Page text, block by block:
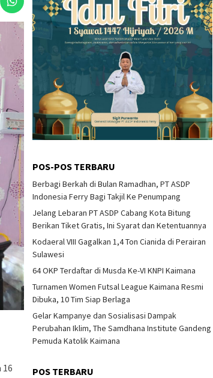
POS-POS TERBARU
Berbagi Berkah di Bulan Ramadhan, PT ASDP
Indonesia Ferry Bagi Takjil Ke Penumpang
Jelang Lebaran PT ASDP Cabang Kota Bitung
Berikan Tiket Gratis, Ini Syarat dan Ketentuannya
Kodaeral VIII Gagalkan 1,4 Ton Cianida di Perairan
Sulawesi
64 OKP Terdaftar di Musda Ke-VI KNPI Kaimana
Turnamen Women Futsal League Kaimana Resmi
Dibuka, 10 Tim Siap Berlaga
Gelar Kampanye dan Sosialisasi Dampak
Perubahan Iklim, The Samdhana Institute Gandeng
Pemuda Katolik Kaimana
POS TERBARU